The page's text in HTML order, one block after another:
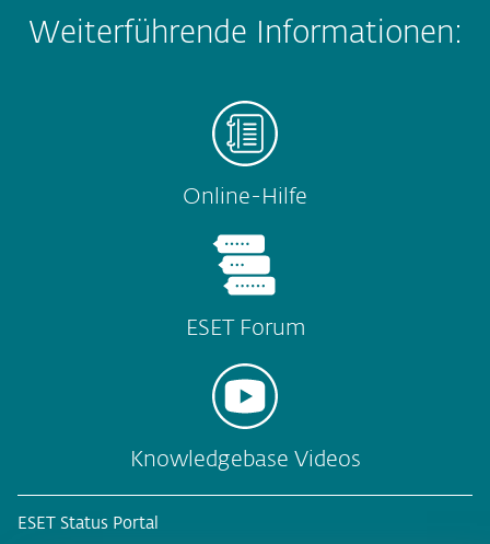
Weiterführende Informationen:
Online-Hilfe
ESET Forum
Knowledgebase Videos
ESET Status Portal